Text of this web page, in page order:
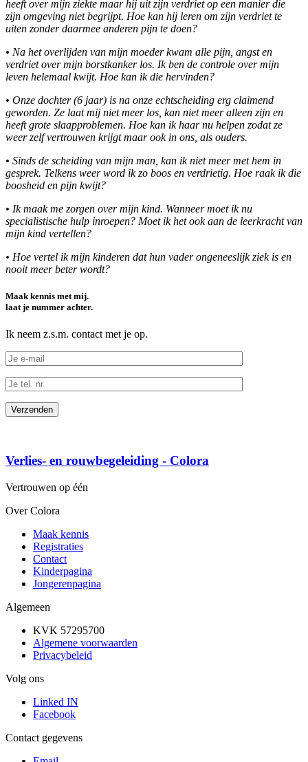
heeft over mijn ziekte maar hij uit zijn verdriet op een manier die
zijn omgeving niet begrijpt. Hoe kan hij leren om zijn verdriet te
uiten zonder daarmee anderen pijn te doen?
• Na het overlijden van mijn moeder kwam alle pijn, angst en
verdriet over mijn borstkanker los. Ik ben de controle over mijn
leven helemaal kwijt. Hoe kan ik die hervinden?
• Onze dochter (6 jaar) is na onze echtscheiding erg claimend
geworden. Ze laat mij niet meer los, kan niet meer alleen zijn en
heeft grote slaapproblemen. Hoe kan ik haar nu helpen zodat ze
weer zelf vertrouwen krijgt maar ook in ons, als ouders.
• Sinds de scheiding van mijn man, kan ik niet meer met hem in
gesprek. Telkens weer word ik zo boos en verdrietig. Hoe raak ik die
boosheid en pijn kwijt?
• Ik maak me zorgen over mijn kind. Wanneer moet ik nu
specialistische hulp inroepen? Moet ik het ook aan de leerkracht van
mijn kind vertellen?
• Hoe vertel ik mijn kinderen dat hun vader ongeneeslijk ziek is en
nooit meer beter wordt?
Maak kennis met mij.
laat je nummer achter.
Ik neem z.s.m. contact met je op.
Verlies- en rouwbegeleiding - Colora
Vertrouwen op één
Over Colora
Maak kennis
Registraties
Contact
Kinderpagina
Jongerenpagina
Algemeen
KVK 57295700
Algemene voorwaarden
Privacybeleid
Volg ons
Linked IN
Facebook
Contact gegevens